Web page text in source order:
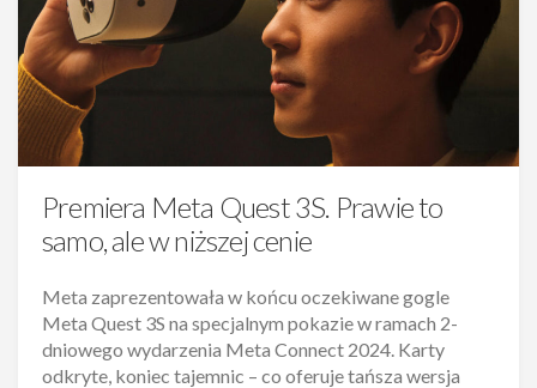
Premiera Meta Quest 3S. Prawie to
samo, ale w niższej cenie
Meta zaprezentowała w końcu oczekiwane gogle
Meta Quest 3S na specjalnym pokazie w ramach 2-
dniowego wydarzenia Meta Connect 2024. Karty
odkryte, koniec tajemnic – co oferuje tańsza wersja